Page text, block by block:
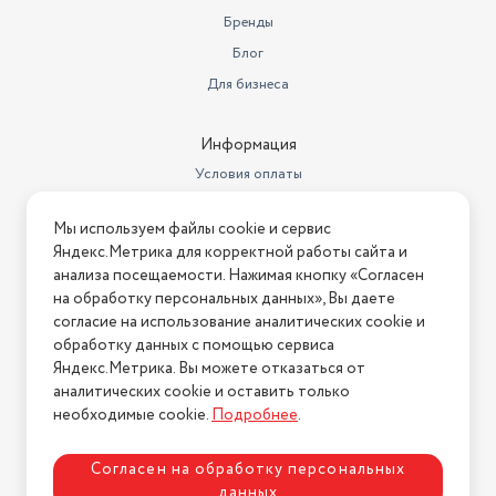
дисплей, защита от перегрева,
индикация включения
Длина
47 см
Дополнительные функции
приготовление пастилы
Ширина
33 см
Минимальная температура
сушки
35 °C
Длина сетевого шнура
1.1 м
Бренды
Блог
Для бизнеса
Информация
Условия оплаты
Условия возврата
Нашли ошибку на сайте? Напишите нам
2026 © Интернет-магазин "АстМаркет". У нас есть всё!
Политика конфиденциальности
Мы используем файлы cookie и сервис
Яндекс.Метрика для корректной работы сайта и
анализа посещаемости. Нажимая кнопку «Согласен
на обработку персональных данных», Вы даете
согласие на использование аналитических cookie и
обработку данных с помощью сервиса
Яндекс.Метрика. Вы можете отказаться от
аналитических cookie и оставить только
необходимые cookie.Подробнее.
Согласен на обработку персональных